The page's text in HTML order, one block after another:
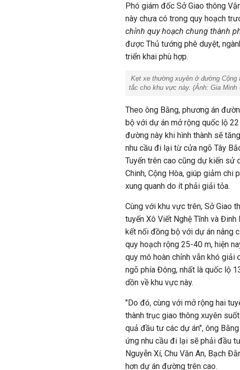
Phó giám đốc Sở Giao thông
này chưa có trong quy hoạch
chỉnh quy hoạch chung thành
được Thủ tướng phê duyệt,
triển khai phù hợp.
Kẹt xe thường xuyên ở đường Cộng
tắc cho khu vực này. (Ảnh: Gia Minh
Theo ông Bằng, phương án
bộ với dự án mở rộng quốc lộ
đường này khi hình thành sẽ
nhu cầu đi lại từ cửa ngõ Tây
Tuyến trên cao cũng dự kiến sử
Chinh, Cộng Hòa, giúp giảm chi
xung quanh do ít phải giải tỏa.
Cùng với khu vực trên, Sở Giao
tuyến Xô Viết Nghệ Tĩnh và
kết nối đồng bộ với dự án nâng
quy hoạch rộng 25-40 m, hiện
quy mô hoàn chỉnh vẫn khó giải
ngõ phía Đông, nhất là quốc lộ
dồn về khu vực này.
"Do đó, cùng với mở rộng hai
thành trục giao thông xuyên
quả đầu tư các dự án", ông
ứng nhu cầu đi lại sẽ phải đầu
Nguyễn Xí, Chu Văn An, Bạch
hơn dự án đường trên cao.